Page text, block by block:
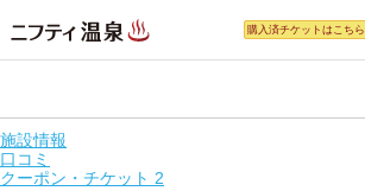
購入済チケットはこちら
施設情報
口コミ
クーポン・チケット 2